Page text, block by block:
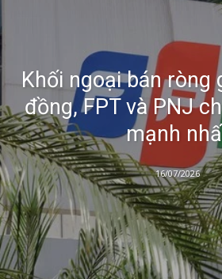
Khối ngoại bán ròng
đồng, FPT và PNJ
mạnh
16/07/2026